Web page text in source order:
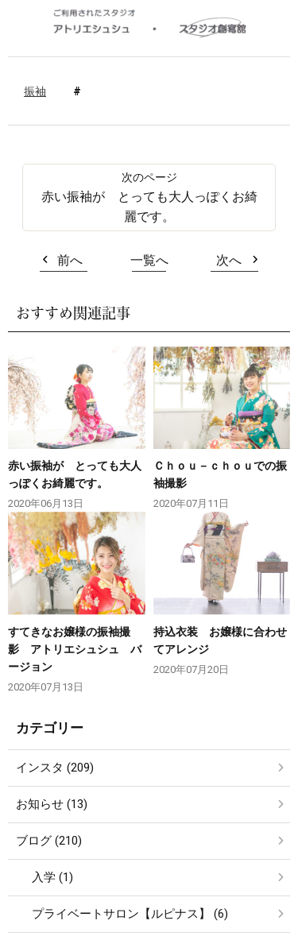
振袖
赤い振袖が とっても大人っぽくお綺
麗です。
前へ 一覧へ 次へ
おすすめ関連記事
赤い振袖が とっても大人
っぽくお綺麗です。
2020年06月13日
Ｃｈｏｕ－ｃｈｏｕでの振
袖撮影
2020年07月11日
すてきなお嬢様の振袖撮
影 アトリエシュシュ バ
ージョン
2020年07月13日
持込衣装 お嬢様に合わせ
てアレンジ
2020年07月20日
カテゴリー
インスタ (209)
お知らせ (13)
ブログ (210)
入学 (1)
プライベートサロン【ルピナス】 (6)